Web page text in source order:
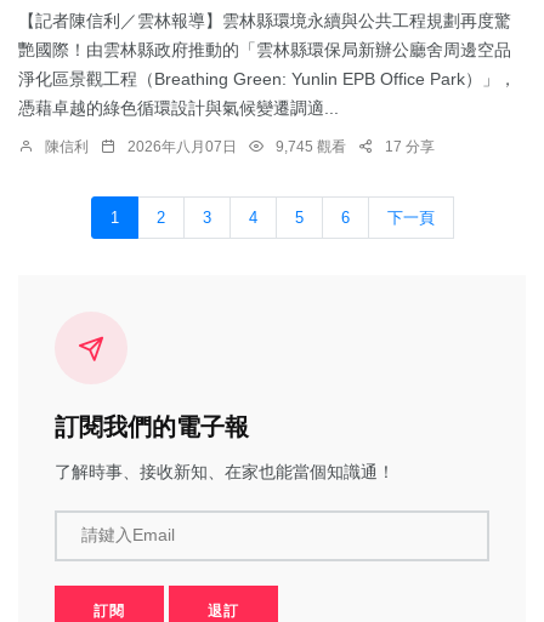
【記者陳信利／雲林報導】雲林縣環境永續與公共工程規劃再度驚
艷國際！由雲林縣政府推動的「雲林縣環保局新辦公廳舍周邊空品
淨化區景觀工程（Breathing Green: Yunlin EPB Office Park）」，
憑藉卓越的綠色循環設計與氣候變遷調適...
陳信利 2026年八月07日 9,745 觀看 17 分享
1 2 3 4 5 6 下一頁
訂閱我們的電子報
了解時事、接收新知、在家也能當個知識通！
請鍵入Email
訂閱 退訂